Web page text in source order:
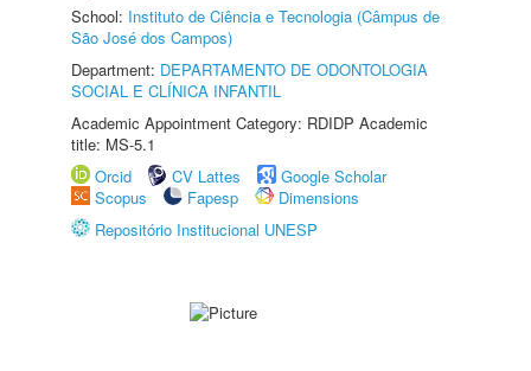
School: Instituto de Ciência e Tecnologia (Câmpus de
São José dos Campos)
Department: DEPARTAMENTO DE ODONTOLOGIA
SOCIAL E CLÍNICA INFANTIL
Academic Appointment Category: RDIDP Academic
title: MS-5.1
Orcid
CV Lattes
Google Scholar
Scopus
Fapesp
Dimensions
Repositório Institucional UNESP